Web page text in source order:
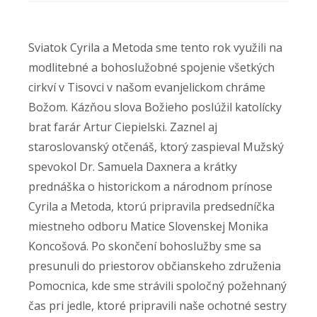
Sviatok Cyrila a Metoda sme tento rok využili na
modlitebné a bohoslužobné spojenie všetkých
cirkví v Tisovci v našom evanjelickom chráme
Božom. Kázňou slova Božieho poslúžil katolícky
brat farár Artur Ciepielski. Zaznel aj
staroslovanský otčenáš, ktorý zaspieval Mužský
spevokol Dr. Samuela Daxnera a krátky
prednáška o historickom a národnom prínose
Cyrila a Metoda, ktorú pripravila predsedníčka
miestneho odboru Matice Slovenskej Monika
Koncošová. Po skončení bohoslužby sme sa
presunuli do priestorov občianskeho združenia
Pomocnica, kde sme strávili spoločný požehnaný
čas pri jedle, ktoré pripravili naše ochotné sestry